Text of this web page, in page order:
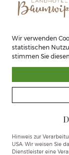
Tai Chi
Tai Chi
2026 09. –
Wir verwenden
statistischen
stimmen Sie
Hinweis zur
USA: Wir weisen Sie
Dienstleister eine